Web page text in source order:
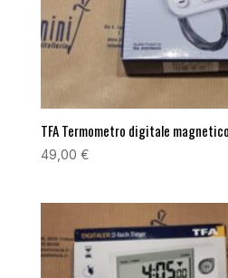
TFA Termometro digitale
49,00 €